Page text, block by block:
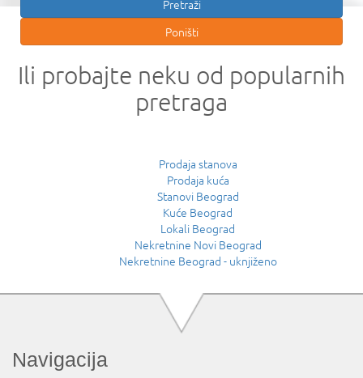
Ili probajte neku od popularnih
pretraga
Prodaja stanova
Prodaja kuća
Stanovi Beograd
Kuće Beograd
Lokali Beograd
Nekretnine Novi Beograd
Nekretnine Beograd - uknjiženo
Navigacija